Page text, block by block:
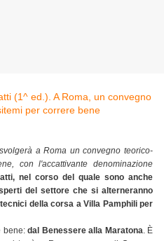
a Roma un convegno teorico-
con l'accattivante denominazione
, nel corso del quale sono anche
del settore che si alterneranno
della corsa a Villa Pamphili per
bene:dal Benessere alla Maratona. È